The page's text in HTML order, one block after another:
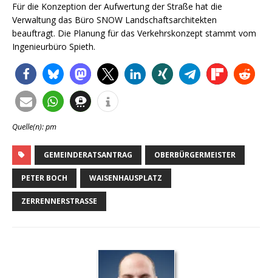
Für die Konzeption der Aufwertung der Straße hat die
Verwaltung das Büro SNOW Landschaftsarchitekten
beauftragt. Die Planung für das Verkehrskonzept stammt vom
Ingenieurbüro Spieth.
Quelle(n): pm
GEMEINDERATSANTRAG OBERBÜRGERMEISTER
PETER BOCH WAISENHAUSPLATZ
ZERRENNERSTRASSE